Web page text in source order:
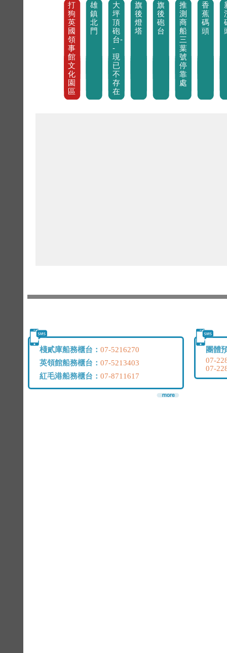
打
狗
英
國
領
事
館
文
化
園
區
雄
鎮
北
門
大
坪
頂
砲
台-
-
現
已
不
存
在
旗
後
燈
塔
旗
後
砲
台
推
測
商
船
三
葉
號
停
靠
處
香
蕉
碼
頭
棧貳庫船務櫃台： 07-5216270
英領館船務櫃台： 07-5213403
紅毛港船務櫃台： 07-8711617
團體
07-
07-